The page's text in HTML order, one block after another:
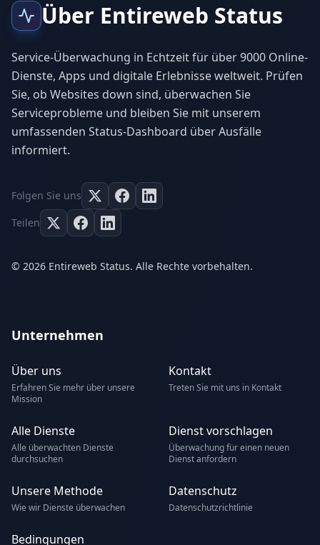
Über Entireweb Status
Service-Überwachung in Echtzeit für über 9000 Online-
Dienste, Apps und digitale Erlebnisse weltweit. Prüfen
Sie, ob Websites down sind, überwachen Sie
Serviceprobleme und bleiben Sie mit unserem
umfassenden Status-Dashboard über Ausfälle
informiert.
Folgen Sie uns
Teilen
© 2026 Entireweb Status. Alle Rechte vorbehalten.
Unternehmen
Über uns
Erfahren Sie mehr über unsere
Mission
Kontakt
Treten Sie mit uns in Kontakt
Alle Dienste
Alle überwachten Dienste
durchsuchen
Dienst vorschlagen
Überwachung für einen neuen
Dienst anfordern
Unsere Methode
Wie wir Dienste überwachen
Datenschutz
Datenschutzrichtlinie
Bedingungen